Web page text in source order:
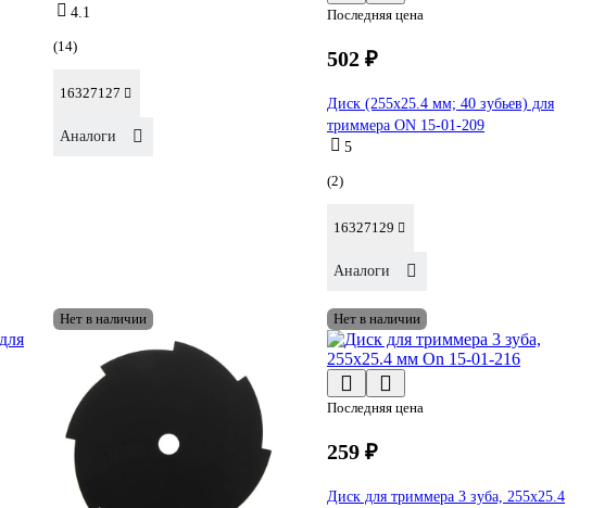
4.1
(14)
16327127
Аналоги
Последняя цена
502 ₽
Диск (255х25.4 мм; 40 зубьев) для
триммера ON 15-01-209
5
(2)
16327129
Аналоги
Нет в наличии Нет в наличии
Последняя цена
259 ₽
Диск для триммера 3 зуба, 255x25.4